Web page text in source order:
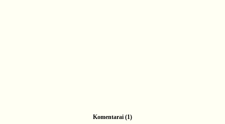
Komentarai (1)